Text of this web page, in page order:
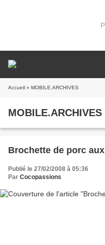
Accueil » MOBILE.ARCHIVES
MOBILE.ARCHIVES
Brochette de porc
Publié le 27/02/2008 à 05:36
Par Cocopassions